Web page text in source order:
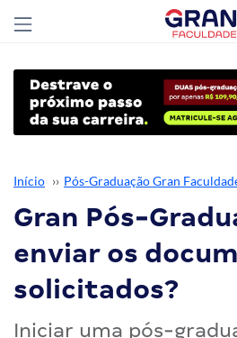
Início ›› Pós-Graduação Gran
Gran Pós-
enviar os
solicitados?
Iniciar uma pós-